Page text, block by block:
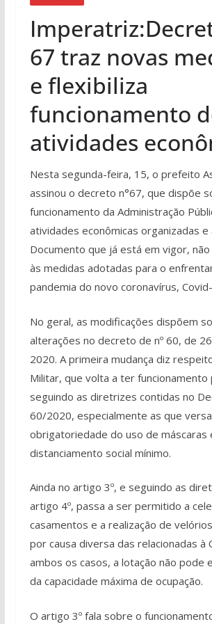
67 traz novas
e flexibiliza
funcionamento
atividades
Nesta segunda-feira, 15, o prefeito
assinou o decreto n°67, que dispõe
funcionamento da Administração
atividades econômicas organizadas e
Documento que já está em vigor,
às medidas adotadas para o
pandemia do novo coronavírus,
No geral, as modificações dispõem
alterações no decreto de nº 60, de
2020. A primeira mudança diz
Militar, que volta a ter funcionamento
seguindo as diretrizes contidas no
60/2020, especialmente as que
obrigatoriedade do uso de máscaras
distanciamento social mínimo.
Ainda no artigo 3º, e seguindo as
artigo 4º, passa a ser permitido a
casamentos e a realização de
por causa diversa das relacionadas à
ambos os casos, a lotação não pode
da capacidade máxima de ocupação.
O artigo 3º fala sobre o